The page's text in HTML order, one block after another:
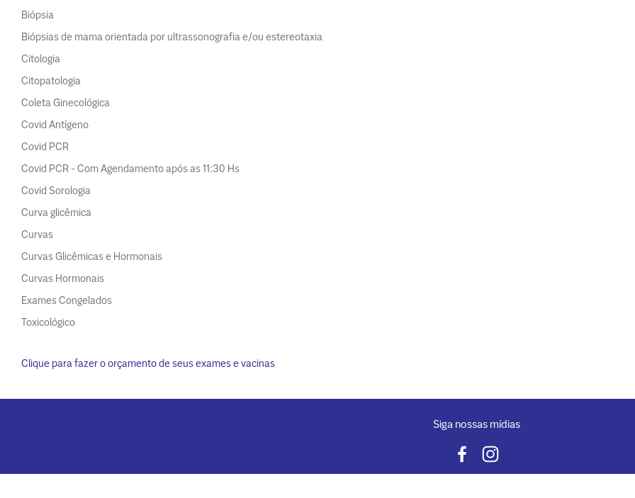
Biópsia
Biópsias de mama orientada por ultrassonografia e/ou estereotaxia
Citologia
Citopatologia
Coleta Ginecológica
Covid Antígeno
Covid PCR
Covid PCR - Com Agendamento após as 11:30 Hs
Covid Sorologia
Curva glicêmica
Curvas
Curvas Glicêmicas e Hormonais
Curvas Hormonais
Exames Congelados
Toxicológico
Clique para fazer o orçamento de seus exames e vacinas
Siga nossas mídias